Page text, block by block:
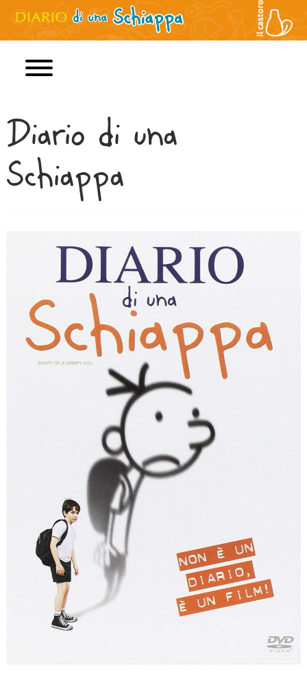
Personaggi
Giochi
Scuole
Diario di una
Schiappa